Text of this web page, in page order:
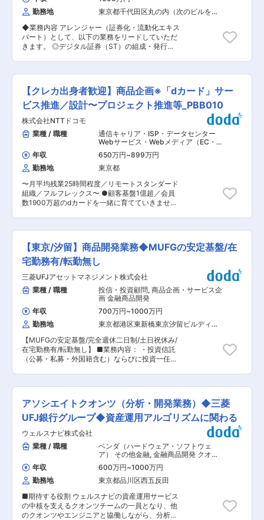
て、ニーズにあわせてお選びいただける豊富な商
品ラインナップを提供しております。 ・投資顧問
業務 国内外の公的および私的年金、政府・中央銀
行などの公的資金、銀行や保険会社などの金融機
関、事業法人その他の機関投資家のお客さまに対
判断の全部ないしは一部の委任を受けて投資を行
う「投資一任業務」ならびに投資の助言を行う
存商品の大幅な契約変更や商品性の見直しも含む
・具体的には： ┗運用会社のリサーチ・選定
┗RFP対応、デューデリジェンスの実施 ┗ 運用部
門・商品管理部・営業部と連携した上での外部運
用会社との交渉・調整 （3）営業・マーケティン
グ戦略の企画・立案 ・商品戦略に基づく販売戦
略・マーケティング施策の策定 （4）プロダク
よび改善に関わる資料作成・分析 ■組織構成 現
状は兼任の形で、役員1名とメンバー２名で動い
ております。 ご入社後は既存メンバーと協業しな
がら、商品・サービス戦略の企画・立案などを主
導頂きます。 ■同社について： 楽天グループ内
で金融分野、特に資産運用業務にも注力すること
を目的として設立された会社で主に資産運用を担
います。低コストでハイクオリティのプロダクト
や、革新的で利便性の高い資産運用サービスの提
供を通じて、長期にわたり投資家の皆様の資産形
成に資することを目指しています。公募投信の販
売会社として同じく楽天グループである楽天証券
をはじめとする全主要ネット証券および一部対面
の販売額となる商品を運用しております。
勤務地
東京都千代田区丸の内（次のビルを除
◆業務内容 アレンジャー（証券化・流動化エキス
パート）として、以下の業務をリードしていただ
きます。 ◎デジタル証券（ST）の組成・発行ス
援 ◎金融・法務・税務・規制面を含めたST特有
論点の検討・議論 ◎組成・発行プロジェクトの全
体管理およびファシリテーション ◆仕事の魅力
・従来の金融商品では扱えなかった新たなアセッ
トタイプを対象とした、革新的な金融商品の設
計・提案に関与可能 ・法制度・規制の検討段階か
ら、弁護士事務所等の専門家・金融機関と共創で
きる最前線の業務経験 ・スタートアップながら
も、様々な大手金融機関の支援を受けるハイブリ
ッドな環境で、チャレンジと安定を両立 ◆当社の
特徴 ・大手金融機関、JPX／SBI グループの取引
所関係者が中心となり新設されるデジタルトーク
ン、ステーブルコイン等のブロックチェーン基盤
の技術開発を行う会社で、最先端のプロジェクト
に関与することができます。 ・三菱UFJ信託銀行
から独立という形で、設立当初から財務的な安定
ンの下、事業化の加速に集中できる事、また将来
的なIPOに向けた活動の経験ができます。 ・独立
したベンチャーとしての自由度の高い働き方が可
能です。若手のメンバーも活躍中です。
【クレカ出身者歓迎】商品企画※「dカード」サー
ビス推進／設計〜プロジェクト推進等_PBB010
株式会社NTTドコモ
業種 / 職種
通信キャリア・ISP・データセンター
Webサービス・Webメディア（EC・
ポータル・ソーシャル）
ービス企画 事業企画・新規事業開発 金
融商品開発
年収 650万円~899万円
勤務地
東京都
〜月平均残業25時間程度／リモートスタンダード
組織／フルフレックス〜 ●顧客基盤1億超／会員
数1900万超のdカードを一緒に育てていきません
ョンです ※本ポストは、株式会社NTTドコモ・フ
ィナンシャルグループへ在籍出向予定ポストとな
ります。 ■職務内容： ・dカードサービスに関す
る商品企画及び設計 ・新たなサービス、施策の着
実なローンチに向けたプロジェクト推進 ・d払
い・モバイル・他金融サービス等との連携やパー
トナー協業による新たなサービス・施策の企画・
実行 ■職務の魅力： 以下のスキル・ノウハウの
習得が可能です。 ・汎用性の高い金融/決済領域
の専門スキル、社内外コネクション ・新規ビジネ
スの戦略・企画、ビジネスモデル策定に関するノ
ウハウ ・他社との協業、他部門との連携による対
外調整ノウハウ ・金融領域に特化しない幅広いサ
ービス企画、UI設計に関する知見 ■配属先組織の
特徴： ・ドコモの金融・決済領域におけるdカー
ドを中心としたビジネス／マーケティング戦略の
構成： 人員構成：担当課長1名、主査2名、メンバ
ー5名 上記のうちキャリア採用メンバーの人数：
主査2名、メンバー4名 ■当社の想い： 最重点領
域の金融・決済分野の核となるdカード事業の将
来のサービス企画を担う非常にやりがいのあるポ
ストです。 市場や他社の最新動向を常に把握しつ
つ、部内に留まらず、他社協業、他部門との連携
を含め、戦略・企画から開発・導入に至る一気通
貫のプロセスを主体的に推進する立場として幅広
い業務経験・スキルを身に着ける事が可能です。
実務経験・強みを活かして、上流業務（戦略・企
画等）にチャレンジしたい、1億人近い顧客に対
して新しい価値やインパクトを産み出したいとい
【東京/汐留】商品開発業務◆MUFGの安定基盤/在
宅勤務有/転勤無し
三菱UFJアセットマネジメント株式会社
業種 / 職種
投信・投資顧問, 商品企画・サービス企
画 金融商品開発
年収
700万円~1000万円
勤務地
東京都港区東新橋東京汐留ビルディン
【MUFGの安定基盤/完全週休二日制/土日祝休み/
在宅勤務有/転勤無し】 ■業務内容： ・投資信託
（公募・私募・外国籍含む）ならびに投資一任契
商品組成に関わる社内外関係者（運用/事務/コン
プライアンス/外部運用会社等）との連携・調整
■福利厚生： ・連続休暇制度：上期・下期毎に5
営業日の連続休暇を年2回取得可能 ・育児休業：
子供が満2歳になるまで取得可能 ※取得率:男性
100％ 女性:100％(2022年度実績) ・早帰りデ
ー：毎週水曜日は18時までに業務を終わらせるよ
うに推奨 ・ドレスコードなし 変更の範囲：会社
の定める業務
アソシエイトクオンツ（分析・開発業務）◆三菱
UFJ銀行グループ◆資産運用アルゴリズムに関わる
ウェルスナビ株式会社
業種 / 職種
ベンダ（ハードウェア・ソフトウェ
ア） その他金融, 金融商品開発 クオン
ツ（開発）
年収 600万円~1000万円
勤務地
東京都品川区西五反田
■期待する役割 ウェルスナビの資産運用サービス
の中核を支えるクオンツチームの一員となり、他
のクオンツやエンジニアと協働しながら、分析・